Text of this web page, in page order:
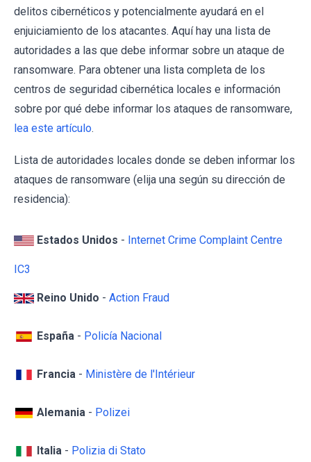
delitos cibernéticos y potencialmente ayudará en el
enjuiciamiento de los atacantes. Aquí hay una lista de
autoridades a las que debe informar sobre un ataque de
ransomware. Para obtener una lista completa de los
centros de seguridad cibernética locales e información
sobre por qué debe informar los ataques de ransomware,
lea este artículo.
Lista de autoridades locales donde se deben informar los
ataques de ransomware (elija una según su dirección de
residencia):
Estados Unidos - Internet Crime Complaint Centre
IC3
Reino Unido - Action Fraud
España - Policía Nacional
Francia - Ministère de l'Intérieur
Alemania - Polizei
Italia - Polizia di Stato